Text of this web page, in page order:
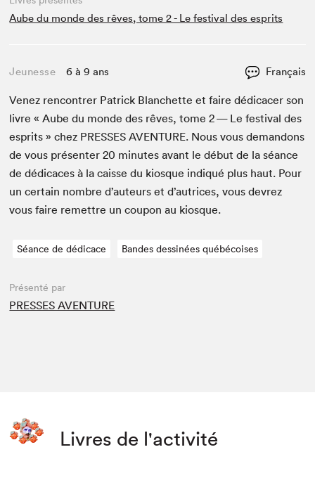
Aube du monde des rêves, tome 2 - Le festival des esprits
Jeunesse 6 à 9 ans Français
Venez ren­con­tr­er Patrick Blanchette et faire dédi­cac­er son
livre « Aube du monde des rêves, tome2— Le fes­ti­val des
esprits » chez PRESS­ES AVEN­TURE. Nous vous deman­dons
de vous présen­ter20 min­utes avant le début de la séance
de dédi­caces à la caisse du kiosque indiqué plus haut. Pour
un cer­tain nom­bre d’auteurs et d’autrices, vous devrez
vous faire remet­tre un coupon au kiosque.
Séance de dédicace Bandes dessinées québécoises
Présenté par
PRESSES AVENTURE
Livres de l'activité